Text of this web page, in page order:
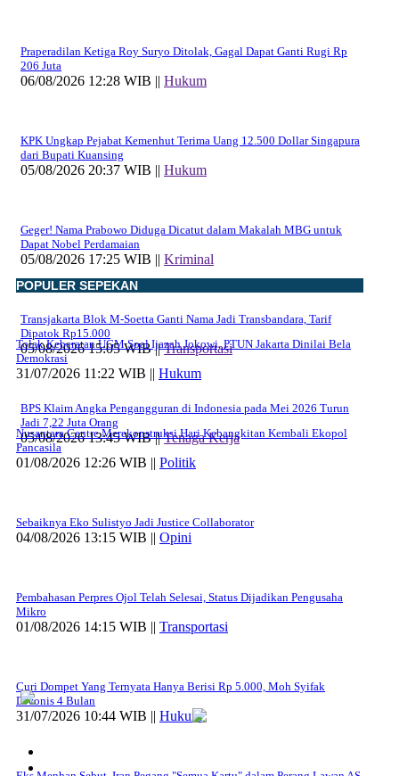
Praperadilan Ketiga Roy Suryo Ditolak, Gagal Dapat Ganti Rugi Rp
206 Juta
06/08/2026 12:28 WIB || Hukum
KPK Ungkap Pejabat Kemenhut Terima Uang 12.500 Dollar Singapura
dari Bupati Kuansing
05/08/2026 20:37 WIB || Hukum
Geger! Nama Prabowo Diduga Dicatut dalam Makalah MBG untuk
Dapat Nobel Perdamaian
05/08/2026 17:25 WIB || Kriminal
Transjakarta Blok M-Soetta Ganti Nama Jadi Transbandara, Tarif
Dipatok Rp15.000
05/08/2026 15:05 WIB ||Transportasi
BPS Klaim Angka Pengangguran di Indonesia pada Mei 2026 Turun
Jadi 7,22 Juta Orang
05/08/2026 13:45 WIB ||Tenaga Kerja
POPULER SEPEKAN
Tolak Keberatan UGM Soal Ijazah Jokowi, PTUN Jakarta Dinilai Bela
Demokrasi
31/07/2026 11:22 WIB || Hukum
Nusantara Centre Merekonstruksi Hari Kebangkitan Kembali Ekopol
Pancasila
01/08/2026 12:26 WIB || Politik
Sebaiknya Eko Sulistyo Jadi Justice Collaborator
04/08/2026 13:15 WIB || Opini
Pembahasan Perpres Ojol Telah Selesai, Status Dijadikan Pengusaha
Mikro
01/08/2026 14:15 WIB || Transportasi
Curi Dompet Yang Ternyata Hanya Berisi Rp 5.000, Moh Syifak
Divonis 4 Bulan
31/07/2026 10:44 WIB || Hukum